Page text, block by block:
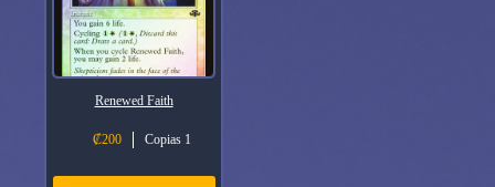
Renewed Faith
₡200 Copias 1